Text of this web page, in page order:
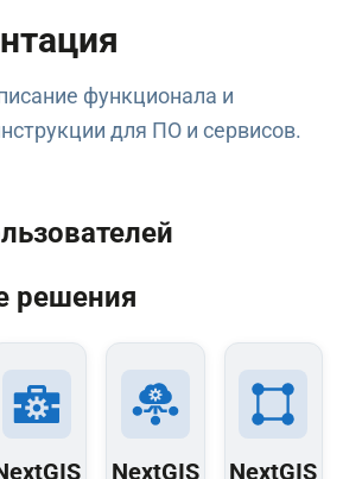
функционала и
для ПО и сервисов.
решения
NextGIS
NextGIS